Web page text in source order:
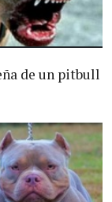
de un pitbull